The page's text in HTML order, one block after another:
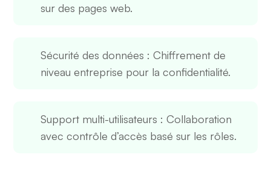
sur des pages web.
Sécurité des données : Chiffrement de
niveau entreprise pour la confidentialité.
Support multi-utilisateurs : Collaboration
avec contrôle d’accès basé sur les rôles.